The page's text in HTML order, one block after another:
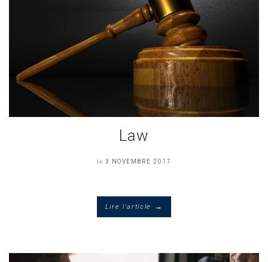
Law
le 3 NOVEMBRE 2017
Lire l'article →